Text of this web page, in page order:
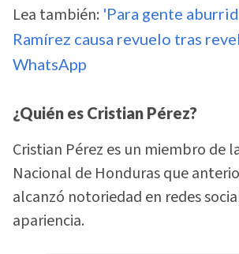
Lea también: 'Para gente
Ramírez causa revuelo tras
WhatsApp
¿Quién es Cristian Pérez?
Cristian Pérez es un miembro de
Nacional de Honduras que
alcanzó notoriedad en redes
apariencia.